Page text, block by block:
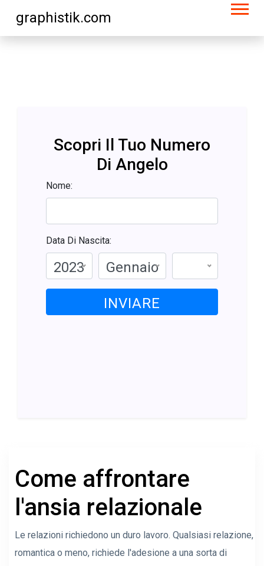
graphistik.com
Scopri Il Tuo Numero
Di Angelo
Nome:
Data Di Nascita:
2023 Gennaio
INVIARE
Come affrontare
l'ansia relazionale
Le relazioni richiedono un duro lavoro. Qualsiasi relazione,
romantica o meno, richiede l'adesione a una sorta di